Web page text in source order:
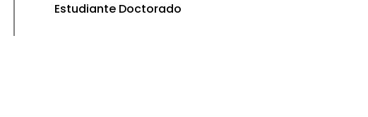
Estudiante Doctorado